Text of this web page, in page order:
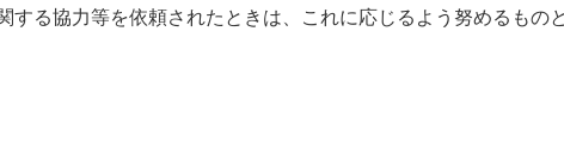
る協力等を依頼されたときは、これに応じるよう努めるもの